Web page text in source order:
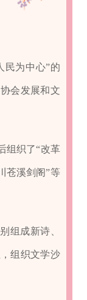
民为中心”的
会发展和文
组织了“改革
苍溪剑阁”等
组成新诗、
组织文学沙